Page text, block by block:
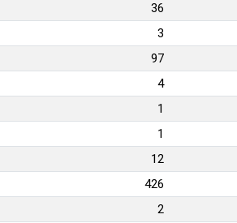
36
3
97
4
1
1
12
426
2